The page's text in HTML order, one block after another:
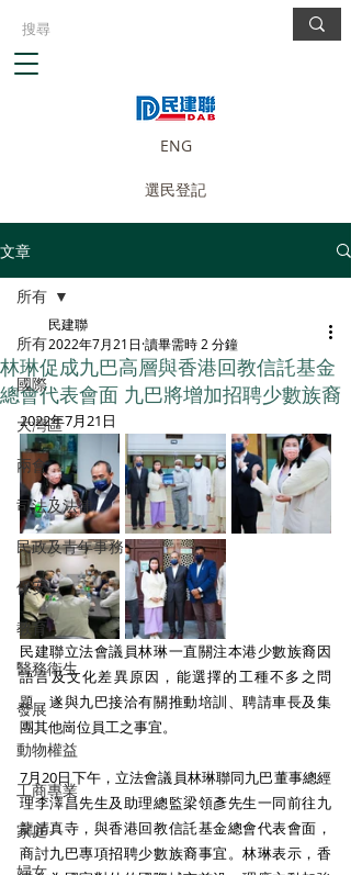
ENG
選民登記
文章
所有
國際
大灣區
兩會
司法及法律
民政及青年事務
保安
教育
醫務衛生
發展
動物權益
工商專業
家庭
所有
林琳促成九巴高層與香港回教信託基金
總會代表會面 九巴將增加招聘少數族裔
民建聯
2022年7月21日 讀畢需時 2 分鐘
2022年7月21日
民建聯立法會議員林琳一直關注本港少數族裔因
語言及文化差異原因，能選擇的工種不多之問
題，遂與九巴接洽有關推動培訓、聘請車長及集
團其他崗位員工之事宜。
7月20日下午，立法會議員林琳聯同九巴董事總經
理李澤昌先生及助理總監梁領彥先生一同前往九
龍清真寺，與香港回教信託基金總會代表會面，
商討九巴專項招聘少數族裔事宜。林琳表示，香